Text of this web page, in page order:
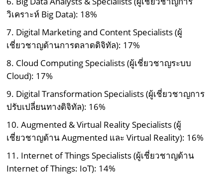
วิเคราะห์ Big Data): 18%
7. Digital Marketing and Content Specialists (ผู้
เชี่ยวชาญด้านการตลาดดิจิทัล): 17%
8. Cloud Computing Specialists (ผู้เชี่ยวชาญระบบ
Cloud): 17%
9. Digital Transformation Specialists (ผู้เชี่ยวชาญการ
ปรับเปลี่ยนทางดิจิทัล): 16%
10. Augmented & Virtual Reality Specialists (ผู้
เชี่ยวชาญด้าน Augmented และ Virtual Reality): 16%
11. Internet of Things Specialists (ผู้เชี่ยวชาญด้าน
Internet of Things: IoT): 14%